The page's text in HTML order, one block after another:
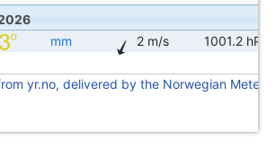
mm 2 m/s 1001.2 hPa
yr.no, delivered by the Norwegian